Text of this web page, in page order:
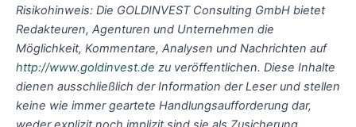
Risikohinweis: Die GOLDINVEST Consulting GmbH bietet
Redakteuren, Agenturen und Unternehmen die
Möglichkeit, Kommentare, Analysen und Nachrichten auf
http://www.goldinvest.de zu veröffentlichen. Diese Inhalte
dienen ausschließlich der Information der Leser und stellen
keine wie immer geartete Handlungsaufforderung dar,